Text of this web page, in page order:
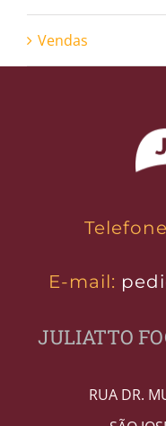
Vendas
E-mail:
JULIATTO
RUA DR.